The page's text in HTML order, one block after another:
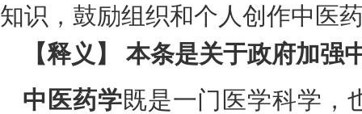
知识，鼓励组织和个人创作中医
【释义】 本条是关于政府加强
中医药学既是一门医学科学，